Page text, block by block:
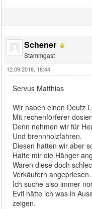
Schener
Stammgast
12.09.2018, 18:44
Servus Matthias
Wir haben einen Deutz
Mit rechenförferer
Denn nehmen wir für
Und brennholzfahren.
Diesen hatten wir aber
Hatte mir die Hänger
Waren diese doch
Verkäufern angepriesen.
Ich suche also immer
Evtl hätte ich was in
zeigen.